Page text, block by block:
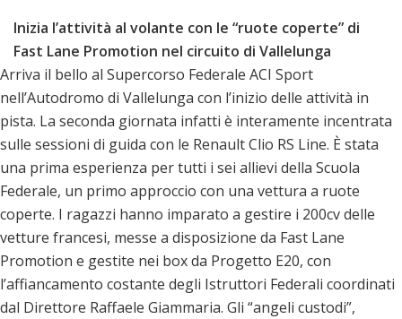
Inizia l’attività al volante con le “ruote coperte” di
Fast Lane Promotion nel circuito di Vallelunga
Arriva il bello al Supercorso Federale ACI Sport
nell’Autodromo di Vallelunga con l’inizio delle attività in
pista. La seconda giornata infatti è interamente incentrata
sulle sessioni di guida con le Renault Clio RS Line. È stata
una prima esperienza per tutti i sei allievi della Scuola
Federale, un primo approccio con una vettura a ruote
coperte. I ragazzi hanno imparato a gestire i 200cv delle
vetture francesi, messe a disposizione da Fast Lane
Promotion e gestite nei box da Progetto E20, con
l’affiancamento costante degli Istruttori Federali coordinati
dal Direttore Raffaele Giammaria. Gli “angeli custodi”,